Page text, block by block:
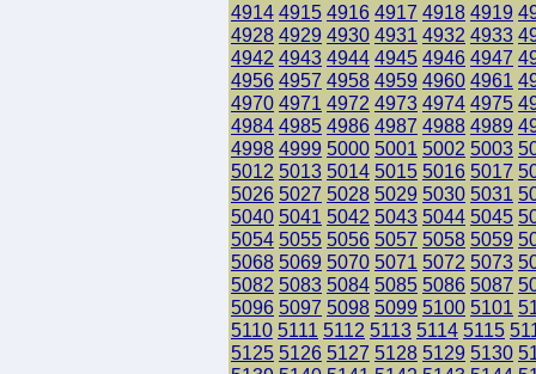
4914 4915 4916 4917 4918 4919
4928 4929 4930 4931 4932 4933
4942 4943 4944 4945 4946 4947
4956 4957 4958 4959 4960 4961
4970 4971 4972 4973 4974 4975
4984 4985 4986 4987 4988 4989
4998 4999 5000 5001 5002 5003
5012 5013 5014 5015 5016 5017
5026 5027 5028 5029 5030 5031
5040 5041 5042 5043 5044 5045
5054 5055 5056 5057 5058 5059
5068 5069 5070 5071 5072 5073
5082 5083 5084 5085 5086 5087
5096 5097 5098 5099 5100 5101
5110 5111 5112 5113 5114 5115
5125 5126 5127 5128 5129 5130